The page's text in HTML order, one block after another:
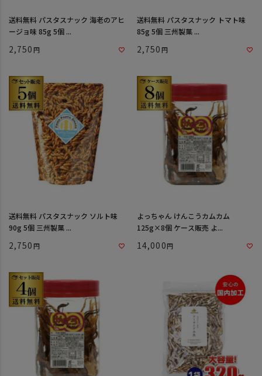
送料無料 パスタスナック 海老のアヒ
ージョ味 85g 5個 ...
2,750
送料無料 パスタスナック トマト味
85g 5個 三州製菓 ...
2,750
送料無料 パスタスナック ソルト味
90g 5個 三州製菓 ...
2,750
よっちゃん けんこうカムカム
125g×8個 ケース販売 よ...
14,000